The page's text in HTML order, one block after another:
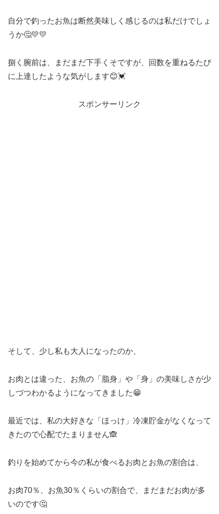
自分で釣ったお魚は断然美味しく感じるのは私だけでしょ
うか🤔💛💛
捌く腕前は、まだまだ下手くそですが、回数を重ねるたび
に上達したような気がします😊💓
スポンサーリンク
そして、少し私も大人になったのか、
お肉とは違った、お魚の「脂身」や「身」の美味しさが少
しづつわかるようになってきました😁
最近では、私の大好きな「ほっけ」冷凍貯金がなくなって
きたので心配でたまりません🙈
釣りを始めてから今の私が食べるお肉とお魚の割合は、
お肉70％、お魚30％くらいの割合で、まだまだお肉が多
いのです🤔